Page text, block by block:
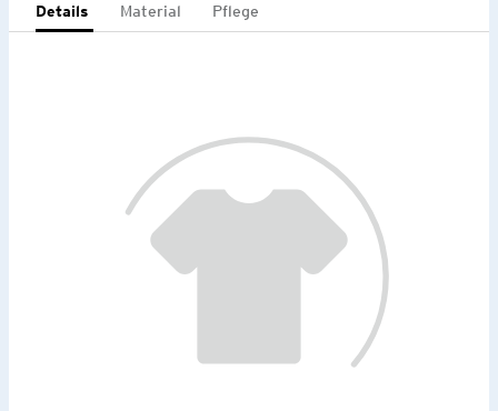
Details Material Pflege